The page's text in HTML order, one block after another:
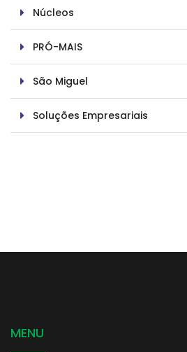
Núcleos
PRÓ-MAIS
São Miguel
Soluções Empresariais
MENU